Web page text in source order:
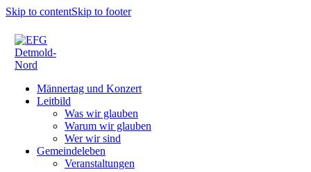
Skip to contentSkip to footer
Männertag und Konzert
Leitbild
Was wir glauben
Warum wir glauben
Wer wir sind
Gemeindeleben
Veranstaltungen